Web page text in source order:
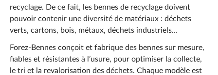
recyclage. De ce fait, les bennes de recyclage doivent
pouvoir contenir une diversité de matériaux : déchets
verts, cartons, bois, métaux, déchets industriels…
Forez-Bennes conçoit et fabrique des bennes sur mesure,
fiables et résistantes à l’usure, pour optimiser la collecte,
le tri et la revalorisation des déchets. Chaque modèle est
Forez-Bennes Tech
Contact